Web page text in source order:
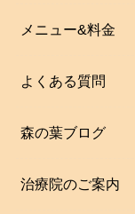
メニュー&料金
よくある質問
森の葉ブログ
治療院のご案内